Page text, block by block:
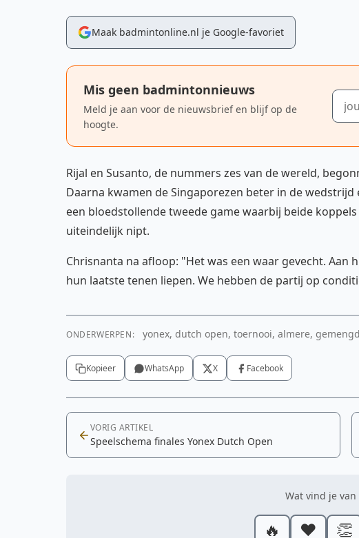
Maak badmintonline.nl je Google-favoriet
Mis geen badmintonnieuws
Meld je aan voor de nieuwsbrief en blijf op de
hoogte.
E-
Rijal en Susanto, de nummers zes van de wereld,
Daarna kwamen de Singaporezen beter in de
een bloedstollende tweede game waarbij beide
uiteindelijk nipt.
Chrisnanta na afloop: "Het was een waar gevecht. Aan
hun laatste tenen liepen. We hebben de partij op
ONDERWERPEN: yonex, dutch open, toernooi, almere,
Kopieer WhatsApp X Facebook
VORIG ARTIKEL
Speelschema finales Yonex Dutch Open
Wat vind je
🔥 ❤️ 👏